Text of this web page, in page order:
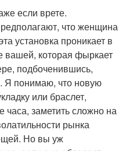
если врете.
что женщина
установка проникает в
вашей, которая фыркает
подбоченившись,
Я понимаю, что новую
или браслет,
заметить сложно на
рынка
Но вы уж